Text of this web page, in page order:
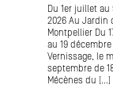
Du 1er juillet
2026 Au Jardin
Montpellier Du
au 19 décembre
Vernissage, le
septembre de
Mécènes du [...]